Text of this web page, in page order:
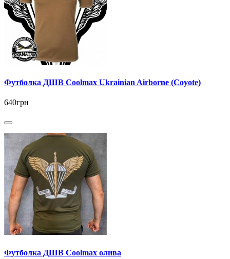
Футболка ДШВ Coolmax Ukrainian Airborne (Coyote)
640грн
Футболка ДШВ Coolmax олива